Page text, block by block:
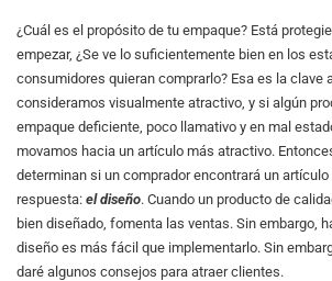
¿Cuál es el propósito de tu empaque? Está
empezar, ¿Se ve lo suficientemente bien en los
consumidores quieran comprarlo? Esa es la clave
consideramos visualmente atractivo, y si algún
empaque deficiente, poco llamativo y en mal
movamos hacia un artículo más atractivo.
determinan si un comprador encontrará un artículo
respuesta: el diseño. Cuando un producto de
bien diseñado, fomenta las ventas. Sin embargo,
diseño es más fácil que implementarlo. Sin
daré algunos consejos para atraer clientes.